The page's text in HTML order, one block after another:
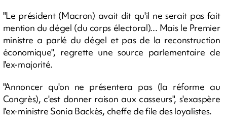
"Le président (Macron) avait dit qu'il ne serait pas fait
mention du dégel (du corps électoral)... Mais le Premier
ministre a parlé du dégel et pas de la reconstruction
économique", regrette une source parlementaire de
l'ex-majorité.
"Annoncer qu'on ne présentera pas (la réforme au
Congrès), c'est donner raison aux casseurs", s'exaspère
l'ex-ministre Sonia Backès, cheffe de file des loyalistes.